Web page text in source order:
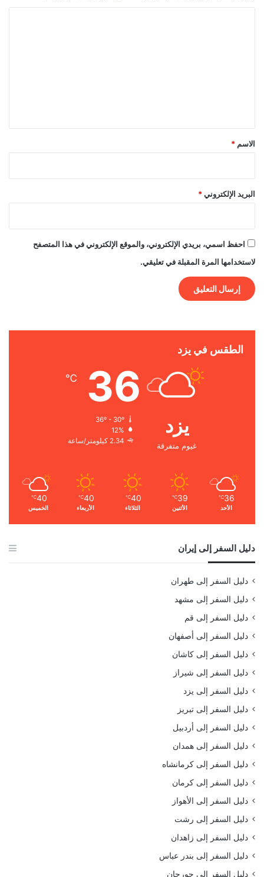
*
الاسم *
البريد الإلكتروني *
احفظ اسمي، بريدي الإلكتروني، والموقع الإلكتروني في هذا المتصفح
لاستخدامها المرة المقبلة في تعليقي.
الطقس في يزد
يزد
غيوم متفرقة
36
℃
36º - 30º
12%
2.34 كيلومتر/ساعة
36
℃
الأحد
39
℃
الأثنين
40
℃
الثلاثاء
40
℃
الأربعاء
40
℃
الخميس
دليل السفر إلى إيران
دليل السفر إلى طهران
دليل السفر إلى مشهد
دليل السفر إلى قم
دليل السفر إلى أصفهان
دليل السفر إلى كاشان
دليل السفر إلى شيراز
دليل السفر إلى يزد
دليل السفر إلى تبريز
دليل السفر إلى أردبيل
دليل السفر إلى همدان
دليل السفر إلى كرمانشاه
دليل السفر إلى كرمان
دليل السفر إلى الأهواز
دليل السفر إلى رشت
دليل السفر إلى زاهدان
دليل السفر إلى بندر عباس
دليل السفر إلى جورجان